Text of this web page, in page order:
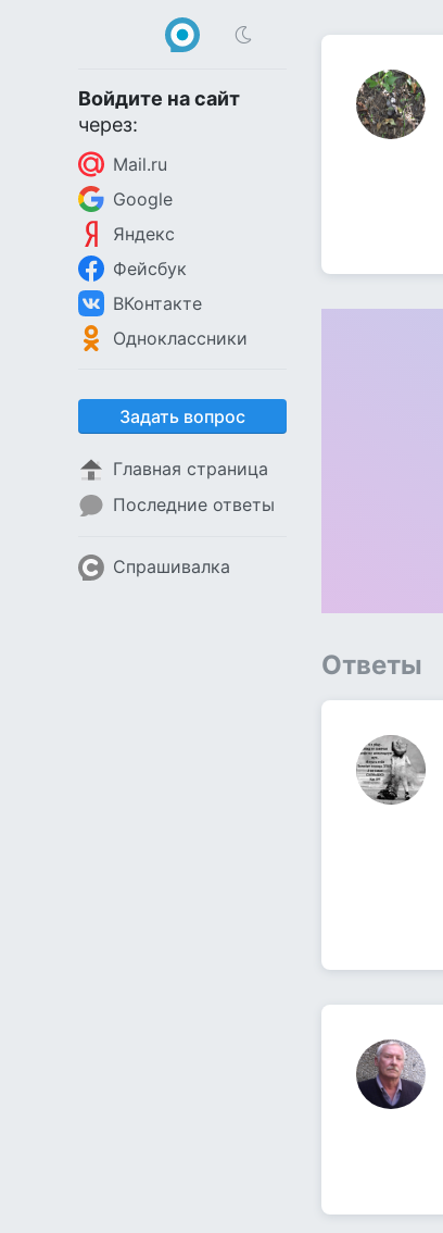
Войдите на сайт
через:
Mail.ru
Google
Яндекс
Фейсбук
ВКонтакте
Одноклассники
Задать вопрос
Главная страница
Последние ответы
Спрашивалка
Ответы